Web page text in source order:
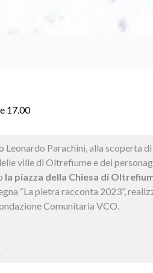
17.00
Leonardo Parachini, alla scoperta
ville di Oltrefiume e dei
la piazza della Chiesa di
“La pietra racconta 2023”,
Comunitaria VCO.